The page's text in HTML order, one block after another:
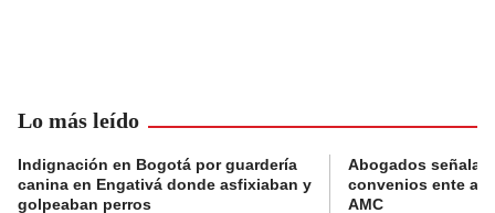
Lo más leído
Indignación en Bogotá por guardería
canina en Engativá donde asfixiaban y
golpeaban perros
Abogados
convenios ente
AMC